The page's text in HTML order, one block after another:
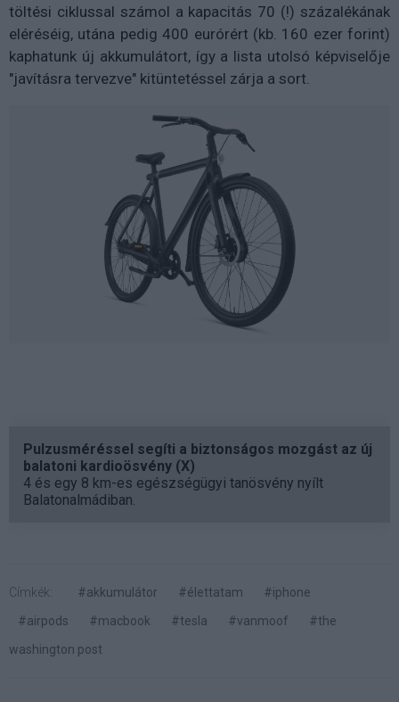
töltési ciklussal számol a kapacitás 70 (!) százalékának
eléréséig, utána pedig 400 eurórért (kb. 160 ezer forint)
kaphatunk új akkumulátort, így a lista utolsó képviselője
"javításra tervezve" kitüntetéssel zárja a sort.
Pulzusméréssel segíti a biztonságos mozgást az új
balatoni kardioösvény (X)
4 és egy 8 km-es egészségügyi tanösvény nyílt
Balatonalmádiban.
Címkék: #akkumulátor #élettatam
#iphone
#airpods
#macbook #tesla #vanmoof
#the
washington post